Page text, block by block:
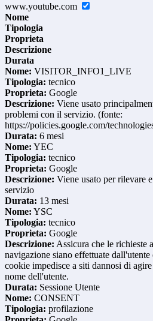
www.youtube.com
Nome
Tipologia
Proprieta
Descrizione
Durata
Nome: VISITOR_INFO1_LIVE
Tipologia: tecnico
Proprieta: Google
Descrizione: Viene usato
problemi con il servizio. (fonte:
https://policies.google.com/
Durata: 6 mesi
Nome: YEC
Tipologia: tecnico
Proprieta: Google
Descrizione: Viene usato per rilevare
servizio
Durata: 13 mesi
Nome: YSC
Tipologia: tecnico
Proprieta: Google
Descrizione: Assicura che le richieste
navigazione siano effettuate
cookie impedisce a siti dannosi di
nome dell'utente.
Durata: Sessione Utente
Nome: CONSENT
Tipologia: profilazione